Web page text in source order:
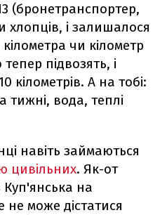
(бронетранспортер,
хлопців, і залишалося
чи кілометр
підвозять, і
кілометрів. А на тобі:
тижні, вода, теплі
навіть займаються
цивільних. Як-от
на
не може дістатися